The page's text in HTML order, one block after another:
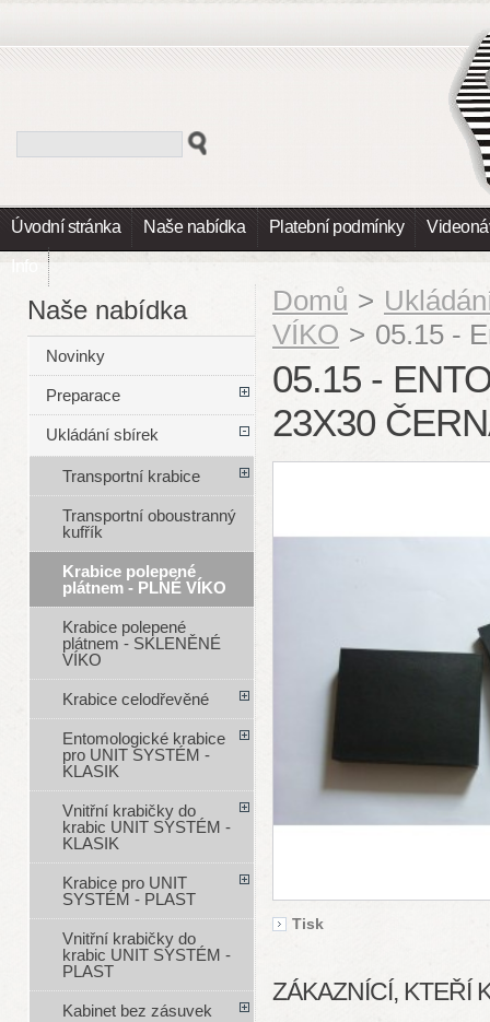
Úvodní stránka Naše nabídka Platební podmínky
Info
Domů >
VÍKO > 05.15 -
05.15 -
23X30
Tisk
ZÁKAZNÍCÍ, KTEŘÍ
Naše nabídka
Novinky
Preparace
Ukládání sbírek
Transportní krabice
Transportní oboustranný
kufřík
Krabice polepené
plátnem - PLNÉ VÍKO
Krabice polepené
plátnem - SKLENĚNÉ
VÍKO
Krabice celodřevěné
Entomologické krabice
pro UNIT SYSTÉM -
KLASIK
Vnitřní krabičky do
krabic UNIT SYSTÉM -
KLASIK
Krabice pro UNIT
SYSTÉM - PLAST
Vnitřní krabičky do
krabic UNIT SYSTÉM -
PLAST
Kabinet bez zásuvek